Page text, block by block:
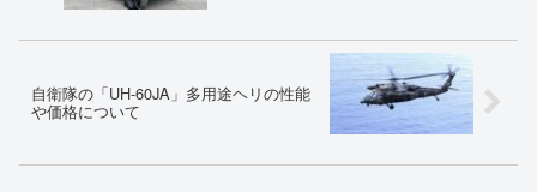
自衛隊の「UH-60JA」多用途ヘリの性能
や価格について